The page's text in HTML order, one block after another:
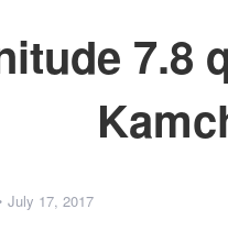
7.8
July 17, 2017